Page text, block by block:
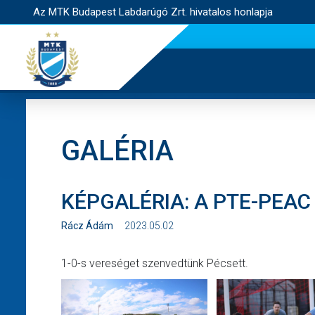
Az MTK Budapest Labdarúgó Zrt. hivatalos honlapja
GALÉRIA
KÉPGALÉRIA: A PTE-
Rácz Ádám 2023.05.02
1-0-s vereséget szenvedtünk Pécsett.